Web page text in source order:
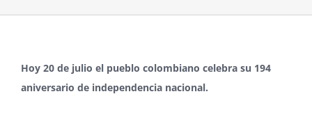
Hoy 20 de julio el pueblo colombiano celebra su 194
aniversario de independencia nacional.